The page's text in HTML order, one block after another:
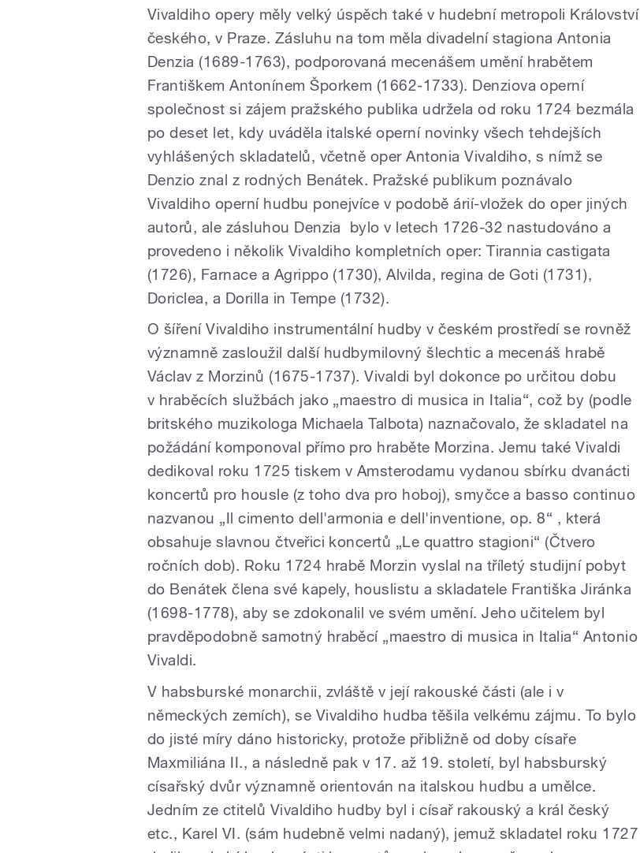
Vivaldiho opery měly velký úspěch také v hudební metropoli Království
českého, v Praze. Zásluhu na tom měla divadelní stagiona Antonia
Denzia (1689-1763), podporovaná mecenášem umění hrabětem
Františkem Antonínem Šporkem (1662-1733). Denziova operní
společnost si zájem pražského publika udržela od roku 1724 bezmála
po deset let, kdy uváděla italské operní novinky všech tehdejších
vyhlášených skladatelů, včetně oper Antonia Vivaldiho, s nímž se
Denzio znal z rodných Benátek. Pražské publikum poznávalo
Vivaldiho operní hudbu ponejvíce v podobě árií-vložek do oper jiných
autorů, ale zásluhou Denzia bylo v letech 1726-32 nastudováno a
provedeno i několik Vivaldiho kompletních oper: Tirannia castigata
(1726), Farnace a Agrippo (1730), Alvilda, regina de Goti (1731),
Doriclea, a Dorilla in Tempe (1732).
O šíření Vivaldiho instrumentální hudby v českém prostředí se rovněž
významně zasloužil další hudbymilovný šlechtic a mecenáš hrabě
Václav z Morzinů (1675-1737). Vivaldi byl dokonce po určitou dobu
v hraběcích službách jako „maestro di musica in Italia“, což by (podle
britského muzikologa Michaela Talbota) naznačovalo, že skladatel na
požádání komponoval přímo pro hraběte Morzina. Jemu také Vivaldi
dedikoval roku 1725 tiskem v Amsterodamu vydanou sbírku dvanácti
koncertů pro housle (z toho dva pro hoboj), smyčce a basso continuo
nazvanou „Il cimento dell'armonia e dell'inventione, op. 8“ , která
obsahuje slavnou čtveřici koncertů „Le quattro stagioni“ (Čtvero
ročních dob). Roku 1724 hrabě Morzin vyslal na tříletý studijní pobyt
do Benátek člena své kapely, houslistu a skladatele Františka Jiránka
(1698-1778), aby se zdokonalil ve svém umění. Jeho učitelem byl
pravděpodobně samotný hraběcí „maestro di musica in Italia“ Antonio
Vivaldi.
V habsburské monarchii, zvláště v její rakouské části (ale i v
německých zemích), se Vivaldiho hudba těšila velkému zájmu. To bylo
do jisté míry dáno historicky, protože přibližně od doby císaře
Maxmiliána II., a následně pak v 17. až 19. století, byl habsburský
císařský dvůr významně orientován na italskou hudbu a umělce.
Jedním ze ctitelů Vivaldiho hudby byl i císař rakouský a král český
etc., Karel VI. (sám hudebně velmi nadaný), jemuž skladatel roku 1727